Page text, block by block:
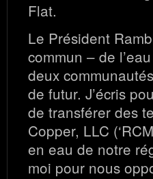
Flat.
Le Président
commun – de
deux
de futur. J’écris
de transférer des
Copper, LLC
en eau de notre
moi pour nous